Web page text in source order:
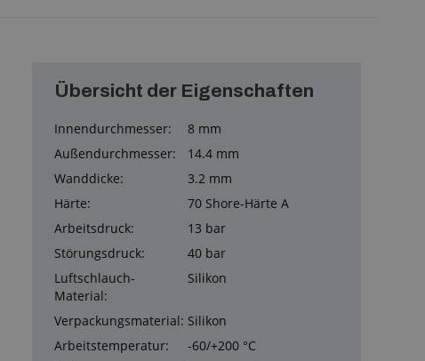
Übersicht der Eigenschaften
Innendurchmesser:
8 mm
Außendurchmesser:
14.4 mm
Wanddicke:
3.2 mm
Härte:
70 Shore-Härte A
Arbeitsdruck:
13 bar
Störungsdruck:
40 bar
Luftschlauch-
Material:
Silikon
Verpackungsmaterial: Silikon
Arbeitstemperatur:
-60/+200 °C